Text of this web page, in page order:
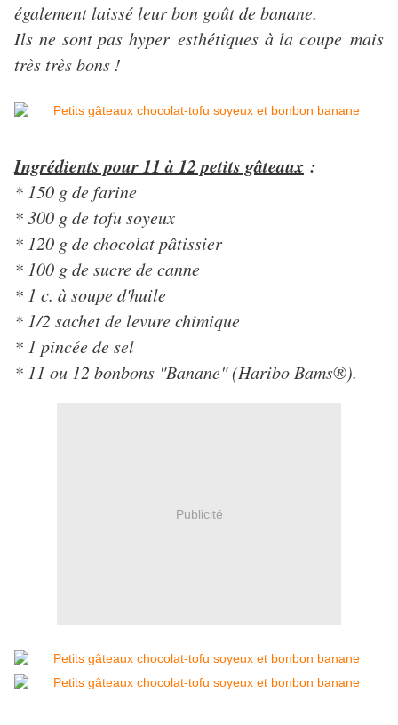
également laissé leur bon goût de banane.
Ils ne sont pas hyper esthétiques à la coupe mais
très très bons !
Ingrédients pour 11 à 12 petits gâteaux :
* 150 g de farine
* 300 g de tofu soyeux
* 120 g de chocolat pâtissier
* 100 g de sucre de canne
* 1 c. à soupe d'huile
* 1/2 sachet de levure chimique
* 1 pincée de sel
* 11 ou 12 bonbons "Banane" (Haribo Bams®).
Publicité